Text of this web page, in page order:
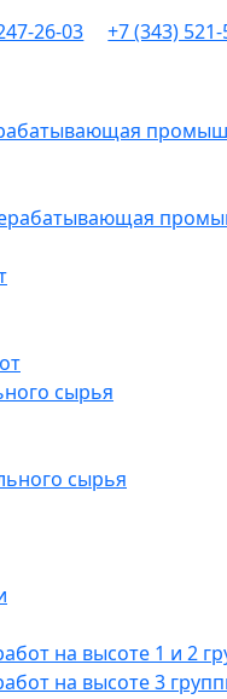
сырья
на высоте 1 и 2
на высоте 3
26-03 +7 (343)
сырья